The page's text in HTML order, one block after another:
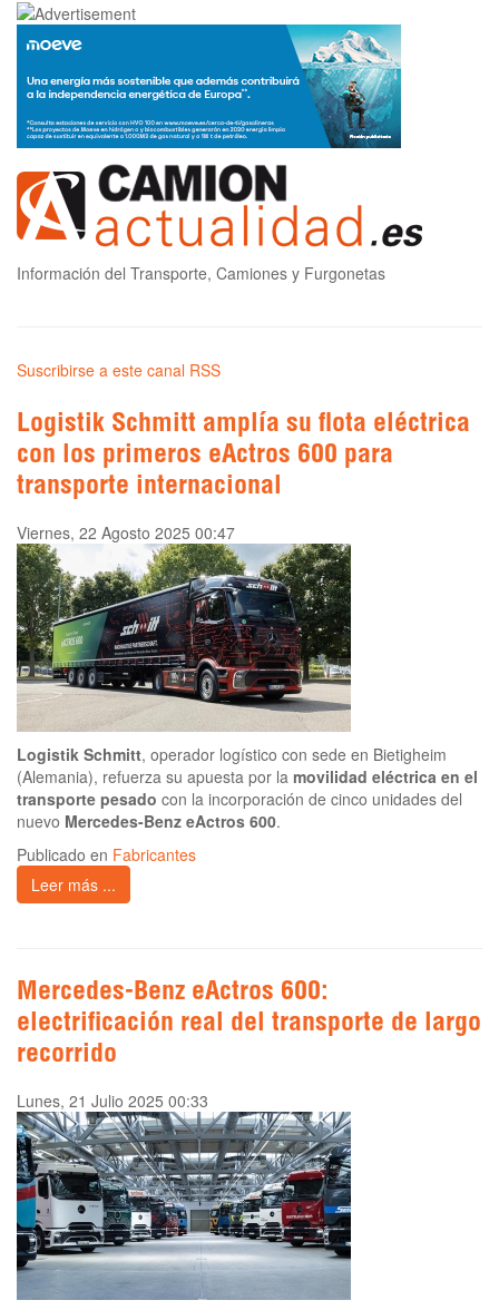
Información del Transporte, Camiones y Furgonetas
Suscribirse a este canal RSS
Logistik Schmitt amplía su flota eléctrica
con los primeros eActros 600 para
transporte internacional
Viernes, 22 Agosto 2025 00:47
Logistik Schmitt, operador logístico con sede en Bietigheim
(Alemania), refuerza su apuesta por la movilidad eléctrica en el
transporte pesado con la incorporación de cinco unidades del
nuevo Mercedes-Benz eActros 600.
Publicado en Fabricantes
Leer más ...
Mercedes-Benz eActros 600:
electrificación real del transporte de largo
recorrido
Lunes, 21 Julio 2025 00:33